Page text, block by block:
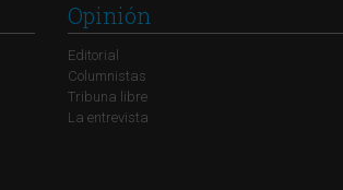
Opinión
Editorial
Columnistas
Tribuna libre
La entrevista